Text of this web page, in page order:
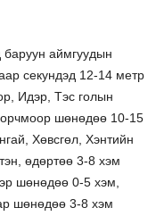
аймгуудын
секундэд 12-14 метр
Идэр, Тэс голын
шөнөдөө 10-15
Хөвсгөл, Хэнтийн
өдөртөө 3-8 хэм
шөнөдөө 0-5 хэм,
шөнөдөө 3-8 хэм